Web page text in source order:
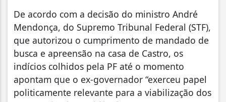
De acordo com a decisão do ministro André
Mendonça, do Supremo Tribunal Federal (STF),
que autorizou o cumprimento de mandado de
busca e apreensão na casa de Castro, os
indícios colhidos pela PF até o momento
apontam que o ex-governador “exerceu papel
politicamente relevante para a viabilização dos